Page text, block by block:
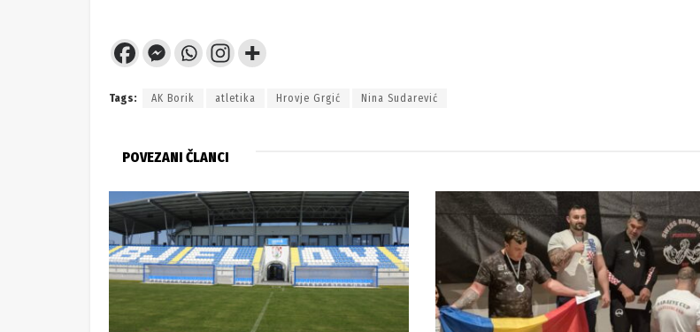
Tags: AK Borik atletika Hrovje Grgić Nina Sudarević
POVEZANI ČLANCI